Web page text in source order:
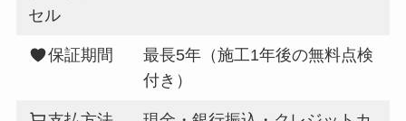
セル
保証期間
最長5年（施工1年後の無料点検
付き）